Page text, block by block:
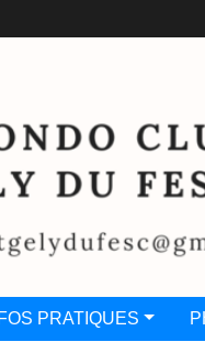
PRATIQUES